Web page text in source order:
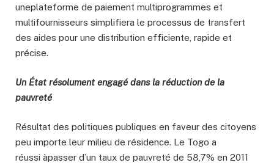
uneplateforme de paiement multiprogrammes et
multifournisseurs simplifiera le processus de transfert
des aides pour une distribution efficiente, rapide et
précise.
Un État résolument engagé dans la réduction de la
pauvreté
Résultat des politiques publiques en faveur des citoyens
peu importe leur milieu de résidence. Le Togo a
réussi àpasser d’un taux de pauvreté de 58,7% en 2011